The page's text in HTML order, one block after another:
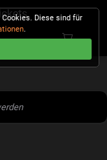
Diese sind für
.